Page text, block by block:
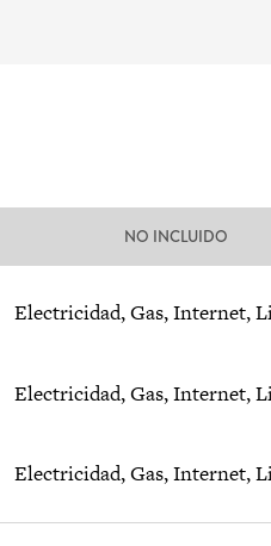
NO INCLUIDO
Electricidad, Gas, Internet,
Electricidad, Gas, Internet,
Electricidad, Gas, Internet,